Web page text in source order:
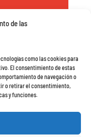
de las
como las cookies para
El consentimiento de estas
de navegación o
o retirar el consentimiento,
y funciones.
su pavimento
estudiará su
legal